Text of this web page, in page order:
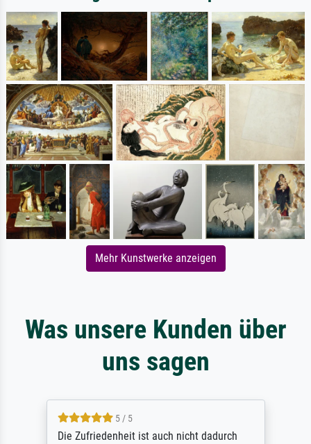
Mehr Kunstwerke anzeigen
Was unsere Kunden über
uns sagen
5 / 5
Die Zufriedenheit ist auch nicht dadurch